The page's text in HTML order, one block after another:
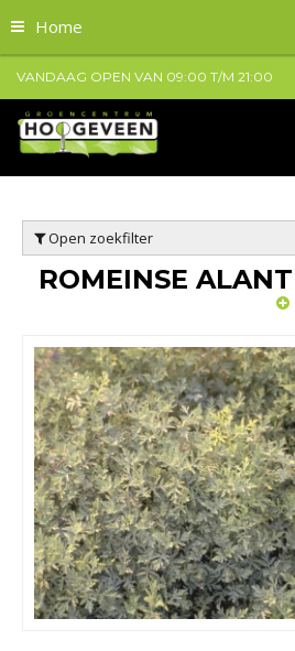
Home
VANDAAG OPEN VAN 09:00 T/M 21:00
Open zoekfilter
ROMEINSE ALANT